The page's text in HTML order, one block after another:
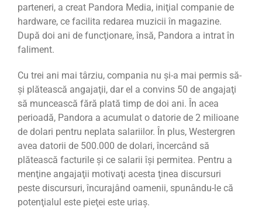
parteneri, a creat Pandora Media, iniţial companie de
hardware, ce facilita redarea muzicii în magazine.
După doi ani de funcţionare, însă, Pandora a intrat în
faliment.
Cu trei ani mai târziu, compania nu şi-a mai permis să-
şi plătească angajaţii, dar el a convins 50 de angajaţi
să muncească fără plată timp de doi ani. În acea
perioadă, Pandora a acumulat o datorie de 2 milioane
de dolari pentru neplata salariilor. În plus, Westergren
avea datorii de 500.000 de dolari, încercând să
plătească facturile şi ce salarii îşi permitea. Pentru a
menţine angajaţii motivaţi acesta ţinea discursuri
peste discursuri, încurajând oamenii, spunându-le că
potenţialul este pieţei este uriaş.